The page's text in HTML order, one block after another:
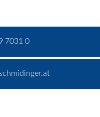
7031 0